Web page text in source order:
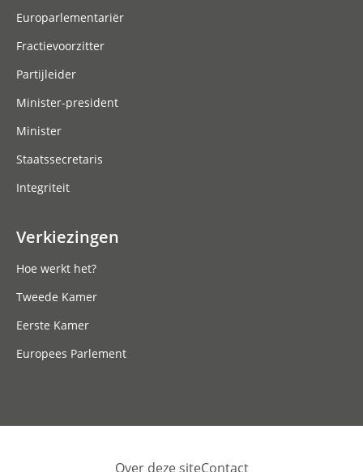
Europarlementariër
Fractievoorzitter
Partijleider
Minister-president
Minister
Staatssecretaris
Integriteit
Verkiezingen
Hoe werkt het?
Tweede Kamer
Eerste Kamer
Europees Parlement
Over deze siteContact